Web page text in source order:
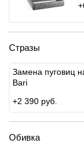
+
Стразы
Замена пуговиц
Bari
+2 390 руб.
Обивка